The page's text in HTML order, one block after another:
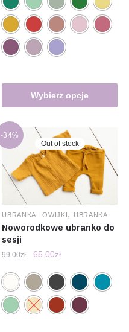
Wybierz opcje
Out of stock
-34%
UBRANKA I OWIJKI, UBRANKA
Noworodkowe ubranko do
sesji
99.00zł 65.00zł